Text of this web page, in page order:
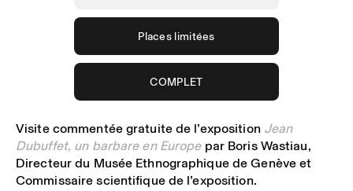
Places limitées
COMPLET
Visite commentée gratuite de l’exposition Jean
Dubuffet, un barbare en Europe par Boris Wastiau,
Directeur du Musée Ethnographique de Genève et
Commissaire scientifique de l’exposition.